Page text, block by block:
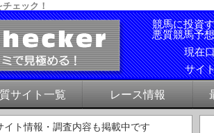
ェック！
競馬に投資
悪質競馬予
現在
サイ
サイト一覧 レース情報
イト情報・調査内容も掲載中です